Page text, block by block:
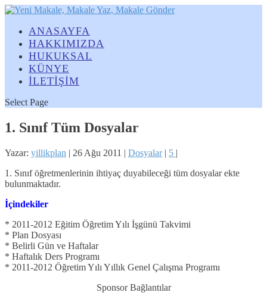
ANASAYFA
HAKKIMIZDA
HUKUKSAL
KÜNYE
İLETİŞİM
Select Page
1. Sınıf Tüm Dosyalar
Yazar: yillikplan | 26 Ağu 2011 | Dosyalar| 5 |
1. Sınıf öğretmenlerinin ihtiyaç duyabileceği tüm dosyalar ekte
bulunmaktadır.
İçindekiler
* 2011-2012 Eğitim Öğretim Yılı İşgünü Takvimi
* Plan Dosyası
* Belirli Gün ve Haftalar
* Haftalık Ders Programı
* 2011-2012 Öğretim Yılı Yıllık Genel Çalışma Programı
Sponsor Bağlantılar